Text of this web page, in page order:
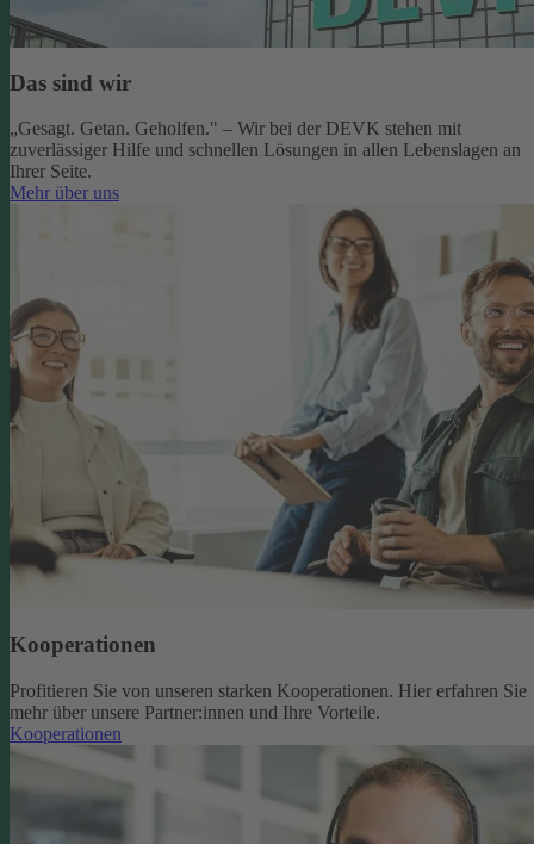
Das sind wir
„Gesagt. Getan. Geholfen." – Wir bei der DEVK stehen mit
zuverlässiger Hilfe und schnellen Lösungen in allen Lebenslagen an
Ihrer Seite.
Mehr über uns
Kooperationen
Profitieren Sie von unseren starken Kooperationen. Hier erfahren Sie
mehr über unsere Partner:innen und Ihre Vorteile.
Kooperationen